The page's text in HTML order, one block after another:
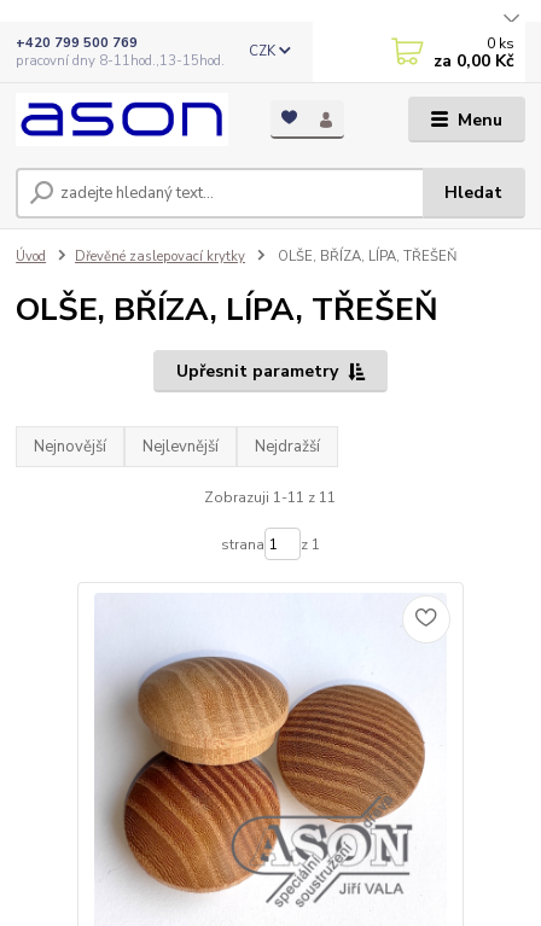
Menu
CZK
Hledat
+420 799 500 769
pracovní dny 8-11hod.,13-15hod.
0 ks
za 0,00 Kč
Úvod Dřevěné zaslepovací krytky OLŠE, BŘÍZA, LÍPA, TŘEŠEŇ
OLŠE, BŘÍZA, LÍPA, TŘEŠEŇ
Upřesnit parametry
Nejnovější Nejlevnější Nejdražší
Zobrazuji 1-11 z 11
strana z 1